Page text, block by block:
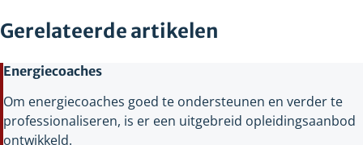
Gerelateerde artikelen
Energiecoaches
Om energiecoaches goed te ondersteunen en verder te
professionaliseren, is er een uitgebreid opleidingsaanbod
ontwikkeld.